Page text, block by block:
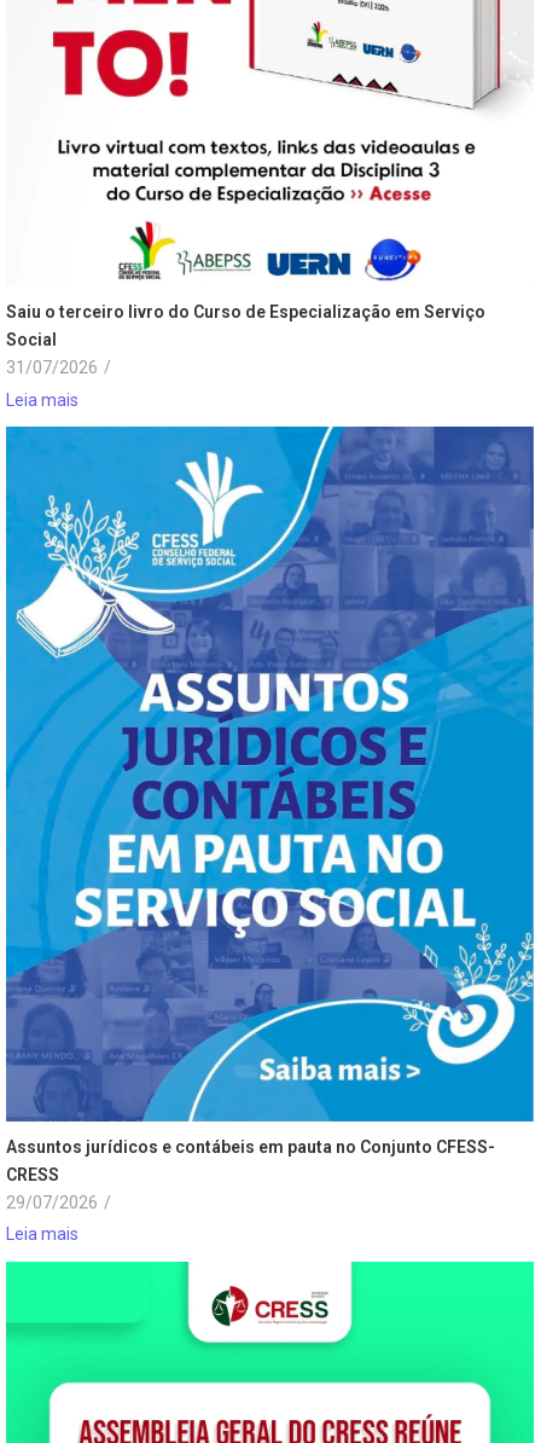
Saiu o terceiro livro do Curso de Especialização em Serviço
Social
31/07/2026 /
Leia mais
Assuntos jurídicos e contábeis em pauta no Conjunto CFESS-
CRESS
29/07/2026 /
Leia mais